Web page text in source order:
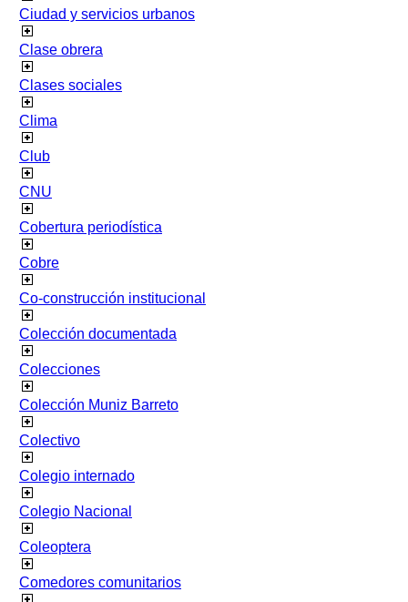
Ciudad y servicios urbanos
Clase obrera
Clases sociales
Clima
Club
CNU
Cobertura periodística
Cobre
Co-construcción institucional
Colección documentada
Colecciones
Colección Muniz Barreto
Colectivo
Colegio internado
Colegio Nacional
Coleoptera
Comedores comunitarios